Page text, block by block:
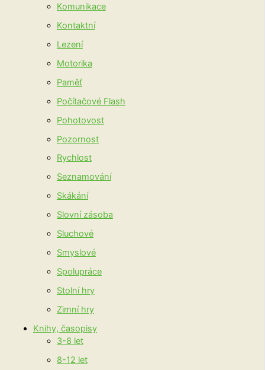
Komunikace
Kontaktní
Lezení
Motorika
Paměť
Počítačové Flash
Pohotovost
Pozornost
Rychlost
Seznamování
Skákání
Slovní zásoba
Sluchové
Smyslové
Spolupráce
Stolní hry
Zimní hry
Knihy, časopisy
3-8 let
8-12 let